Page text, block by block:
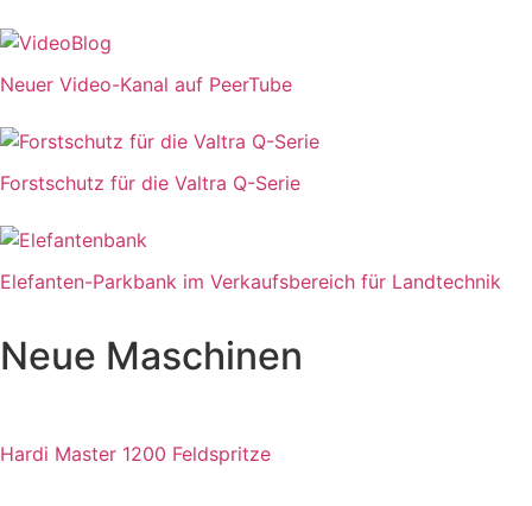
Neuer Video-Kanal auf PeerTube
Forstschutz für die Valtra Q-Serie
Elefanten-Parkbank im Verkaufsbereich für Landtechnik
Neue Maschinen
Hardi Master 1200 Feldspritze